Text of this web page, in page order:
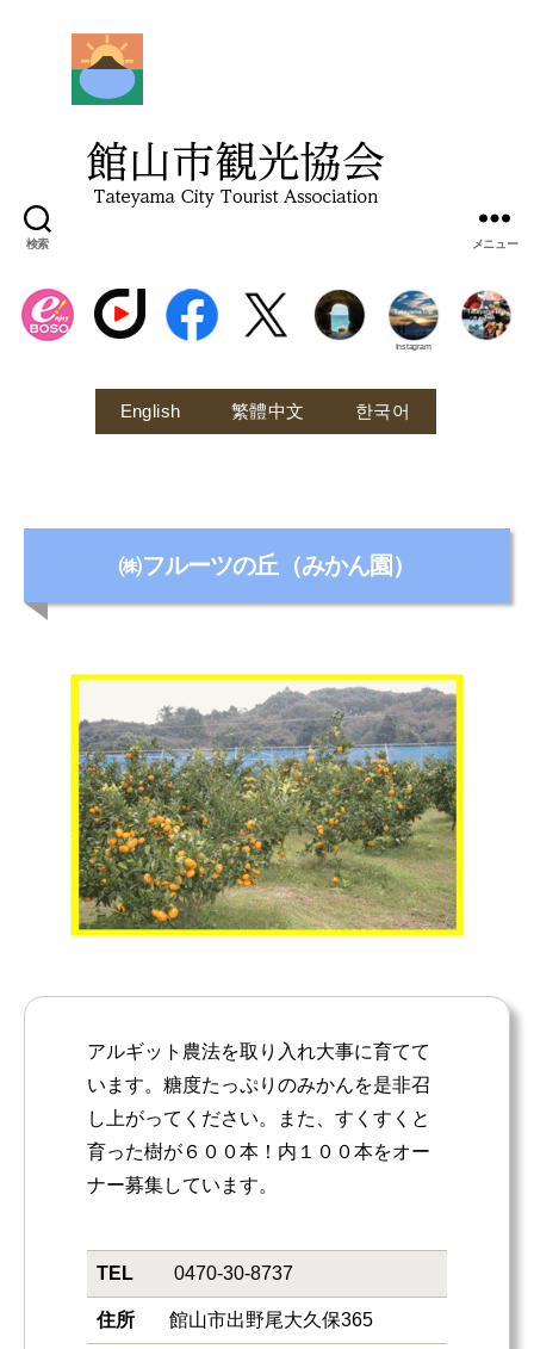
検索
光
協
会
メニュー
Instagram
English 繁體中文 한국어
テ
㈱フルーツの丘（みかん園）
アルギット農法を取り入れ大事に育てて
います。糖度たっぷりのみかんを是非召
し上がってください。また、すくすくと
育った樹が６００本！内１００本をオー
ナー募集しています。
TEL 0470-30-8737
住所 館山市出野尾大久保365